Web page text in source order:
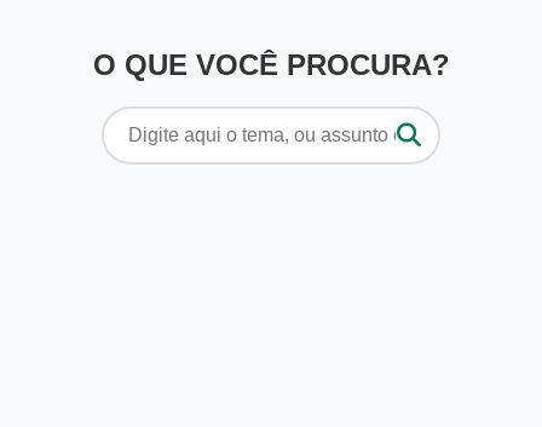
O QUE VOCÊ PROCURA?
Pesquisar
por: